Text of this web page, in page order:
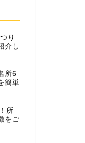
り
介し
所6
簡単
所
をご